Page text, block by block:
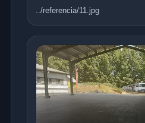
../referencia/11.jpg